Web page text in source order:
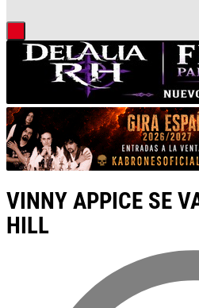
VINNY APPICE SE
HILL